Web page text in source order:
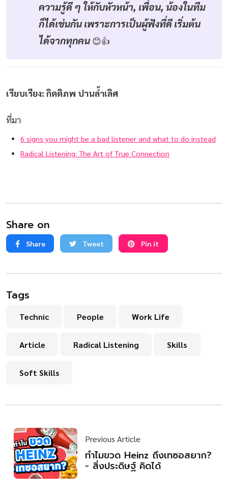
ความรู้ดี ๆ ให้กับหัวหน้า, เพื่อน, น้องในทีม
ก็ได้เช่นกัน เพราะการเป็นผู้ฟังที่ดี เริ่มต้น
ได้จากทุกคน😊👍
เรียบเรียง: กิตติภพ ปานล้ำเลิศ
ที่มา
6 signs you might be a bad listener and what to do instead
Radical Listening: The Art of True Connection
Share on
Share Tweet Pin it
Tags
Technic People Work Life
Article Radical Listening Skills
Soft Skills
Previous Article
ทำไมขวด Heinz ถึงเทซอสยาก?
- สิ่งประดิษฐ์ คิดได้